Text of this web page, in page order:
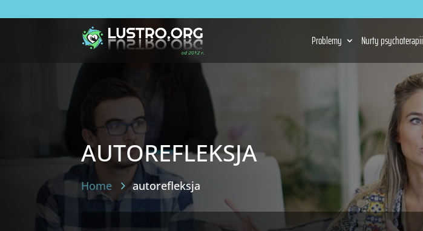
Problemy Nurty psychoterapii
autorefleksja
Home autorefleksja